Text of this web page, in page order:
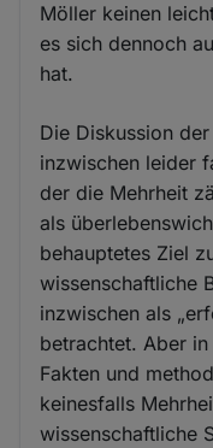
Möller keinen
es sich dennoch
hat.
Die Diskussion
inzwischen leider
der die Mehrheit
als
behauptetes Ziel
wissenschaftliche
inzwischen als
betrachtet. Aber
Fakten und
keinesfalls
wissenschaftliche